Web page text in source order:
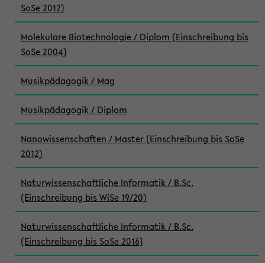
SoSe 2012)
Molekulare Biotechnologie / Diplom (Einschreibung bis
SoSe 2004)
Musikpädagogik / Mag
Musikpädagogik / Diplom
Nanowissenschaften / Master (Einschreibung bis SoSe
2012)
Naturwissenschaftliche Informatik / B.Sc.
(Einschreibung bis WiSe 19/20)
Naturwissenschaftliche Informatik / B.Sc.
(Einschreibung bis SoSe 2016)